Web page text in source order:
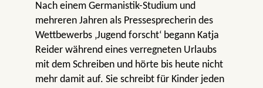
Nach einem Germanistik-Studium und
mehreren Jahren als Pressesprecherin des
Wettbewerbs ‚Jugend forscht‘ begann Katja
Reider während eines verregneten Urlaubs
mit dem Schreiben und hörte bis heute nicht
mehr damit auf. Sie schreibt für Kinder jeden